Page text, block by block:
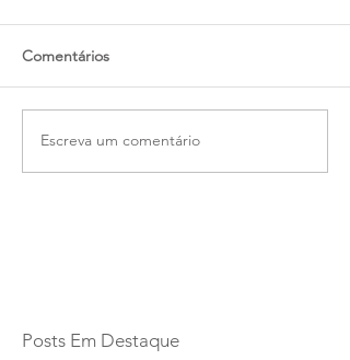
Comentários
Escreva um comentário
Posts Em Destaque